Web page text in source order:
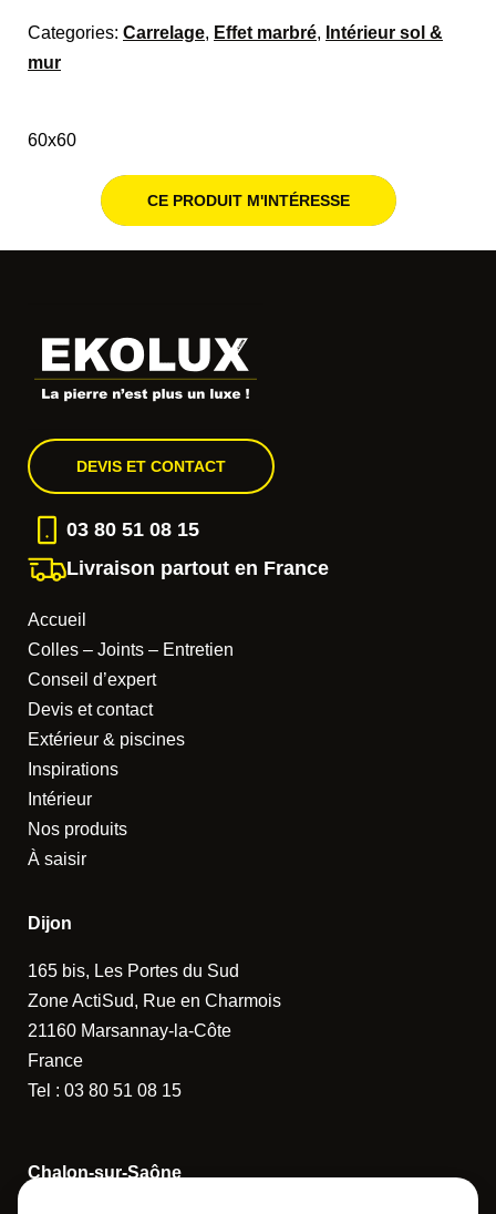
Categories: Carrelage, Effet marbré, Intérieur sol &
mur
60x60
CE PRODUIT M'INTÉRESSE
DEVIS ET CONTACT
03 80 51 08 15
Livraison partout en France
Accueil
Colles – Joints – Entretien
Conseil d’expert
Devis et contact
Extérieur & piscines
Inspirations
Intérieur
Nos produits
À saisir
Dijon
165 bis, Les Portes du Sud
Zone ActiSud, Rue en Charmois
21160 Marsannay-la-Côte
France
Tel : 03 80 51 08 15
Chalon-sur-Saône